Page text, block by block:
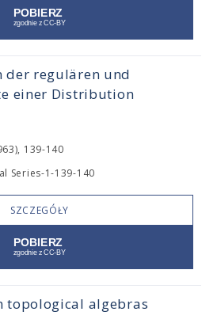
der regulären und
einer Distribution
139-140
Series-1-139-140
SZCZEGÓŁY
topological algebras